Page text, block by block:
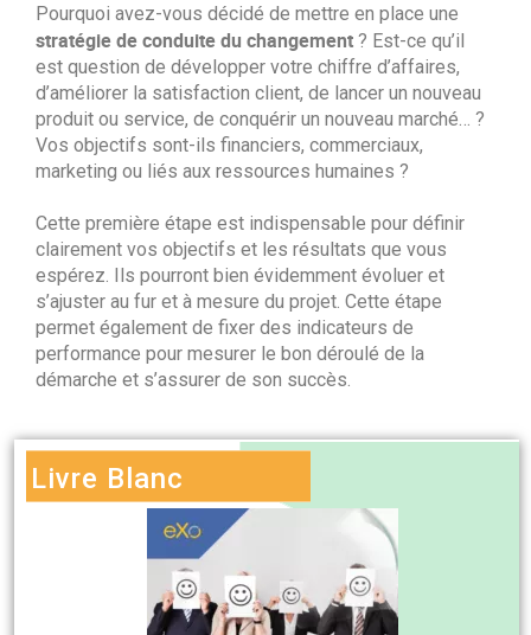
Pourquoi avez-vous décidé de mettre en place une
stratégie de conduite du changement ? Est-ce qu’il
est question de développer votre chiffre d’affaires,
d’améliorer la satisfaction client, de lancer un nouveau
produit ou service, de conquérir un nouveau marché… ?
Vos objectifs sont-ils financiers, commerciaux,
marketing ou liés aux ressources humaines ?
Cette première étape est indispensable pour définir
clairement vos objectifs et les résultats que vous
espérez. Ils pourront bien évidemment évoluer et
s’ajuster au fur et à mesure du projet. Cette étape
permet également de fixer des indicateurs de
performance pour mesurer le bon déroulé de la
démarche et s’assurer de son succès.
Livre Blanc